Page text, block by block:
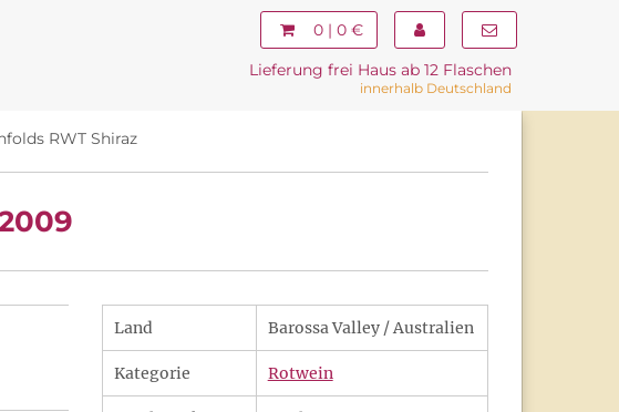
0 | 0 €
Lieferung frei Haus ab 12 Flaschen
innerhalb Deutschland
RWT Shiraz
Land Barossa Valley / Australien
Kategorie Rotwein